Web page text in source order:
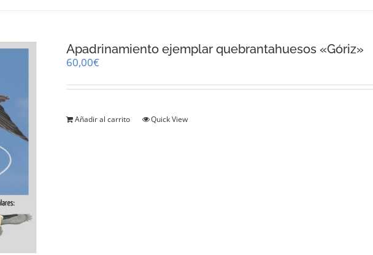
Apadrinamiento ejemplar quebrantahuesos «Góriz»
60,00€
Añadir al carrito Quick View